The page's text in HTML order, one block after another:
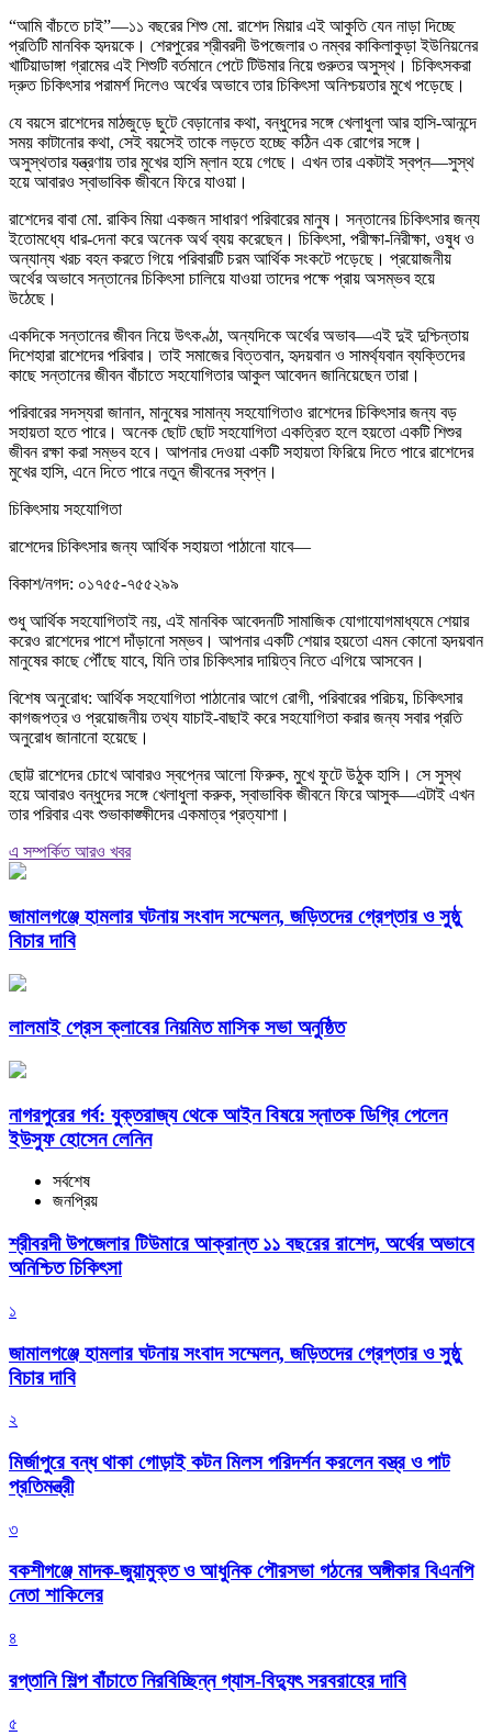
“আমি বাঁচতে চাই”—১১ বছরের শিশু মো. রাশেদ মিয়ার এই আকুতি যেন নাড়া দিচ্ছে
প্রতিটি মানবিক হৃদয়কে। শেরপুরের শ্রীবরদী উপজেলার ৩ নম্বর কাকিলাকুড়া ইউনিয়নের
খাটিয়াডাঙ্গা গ্রামের এই শিশুটি বর্তমানে পেটে টিউমার নিয়ে গুরুতর অসুস্থ। চিকিৎসকরা
দ্রুত চিকিৎসার পরামর্শ দিলেও অর্থের অভাবে তার চিকিৎসা অনিশ্চয়তার মুখে পড়েছে।
যে বয়সে রাশেদের মাঠজুড়ে ছুটে বেড়ানোর কথা, বন্ধুদের সঙ্গে খেলাধুলা আর হাসি-আনন্দে
সময় কাটানোর কথা, সেই বয়সেই তাকে লড়তে হচ্ছে কঠিন এক রোগের সঙ্গে।
অসুস্থতার যন্ত্রণায় তার মুখের হাসি ম্লান হয়ে গেছে। এখন তার একটাই স্বপ্ন—সুস্থ
হয়ে আবারও স্বাভাবিক জীবনে ফিরে যাওয়া।
রাশেদের বাবা মো. রাকিব মিয়া একজন সাধারণ পরিবারের মানুষ। সন্তানের চিকিৎসার জন্য
ইতোমধ্যে ধার-দেনা করে অনেক অর্থ ব্যয় করেছেন। চিকিৎসা, পরীক্ষা-নিরীক্ষা, ওষুধ ও
অন্যান্য খরচ বহন করতে গিয়ে পরিবারটি চরম আর্থিক সংকটে পড়েছে। প্রয়োজনীয়
অর্থের অভাবে সন্তানের চিকিৎসা চালিয়ে যাওয়া তাদের পক্ষে প্রায় অসম্ভব হয়ে
উঠেছে।
একদিকে সন্তানের জীবন নিয়ে উৎকণ্ঠা, অন্যদিকে অর্থের অভাব—এই দুই দুশ্চিন্তায়
দিশেহারা রাশেদের পরিবার। তাই সমাজের বিত্তবান, হৃদয়বান ও সামর্থ্যবান ব্যক্তিদের
কাছে সন্তানের জীবন বাঁচাতে সহযোগিতার আকুল আবেদন জানিয়েছেন তারা।
পরিবারের সদস্যরা জানান, মানুষের সামান্য সহযোগিতাও রাশেদের চিকিৎসার জন্য বড়
সহায়তা হতে পারে। অনেক ছোট ছোট সহযোগিতা একত্রিত হলে হয়তো একটি শিশুর
জীবন রক্ষা করা সম্ভব হবে। আপনার দেওয়া একটি সহায়তা ফিরিয়ে দিতে পারে রাশেদের
মুখের হাসি, এনে দিতে পারে নতুন জীবনের স্বপ্ন।
চিকিৎসায় সহযোগিতা
রাশেদের চিকিৎসার জন্য আর্থিক সহায়তা পাঠানো যাবে—
বিকাশ/নগদ: ০১৭৫৫-৭৫৫২৯৯
শুধু আর্থিক সহযোগিতাই নয়, এই মানবিক আবেদনটি সামাজিক যোগাযোগমাধ্যমে শেয়ার
করেও রাশেদের পাশে দাঁড়ানো সম্ভব। আপনার একটি শেয়ার হয়তো এমন কোনো হৃদয়বান
মানুষের কাছে পৌঁছে যাবে, যিনি তার চিকিৎসার দায়িত্ব নিতে এগিয়ে আসবেন।
বিশেষ অনুরোধ: আর্থিক সহযোগিতা পাঠানোর আগে রোগী, পরিবারের পরিচয়, চিকিৎসার
কাগজপত্র ও প্রয়োজনীয় তথ্য যাচাই-বাছাই করে সহযোগিতা করার জন্য সবার প্রতি
অনুরোধ জানানো হয়েছে।
ছোট্ট রাশেদের চোখে আবারও স্বপ্নের আলো ফিরুক, মুখে ফুটে উঠুক হাসি। সে সুস্থ
হয়ে আবারও বন্ধুদের সঙ্গে খেলাধুলা করুক, স্বাভাবিক জীবনে ফিরে আসুক—এটাই এখন
তার পরিবার এবং শুভাকাঙ্ক্ষীদের একমাত্র প্রত্যাশা।
এ সম্পর্কিত আরও খবর
জামালগঞ্জে হামলার ঘটনায় সংবাদ সম্মেলন, জড়িতদের গ্রেপ্তার ও সুষ্ঠু
বিচার দাবি
লালমাই প্রেস ক্লাবের নিয়মিত মাসিক সভা অনুষ্ঠিত
নাগরপুরের গর্ব: যুক্তরাজ্য থেকে আইন বিষয়ে স্নাতক ডিগ্রি পেলেন
ইউসুফ হোসেন লেনিন
সর্বশেষ
জনপ্রিয়
শ্রীবরদী উপজেলার টিউমারে আক্রান্ত ১১ বছরের রাশেদ, অর্থের অভাবে
অনিশ্চিত চিকিৎসা
১
জামালগঞ্জে হামলার ঘটনায় সংবাদ সম্মেলন, জড়িতদের গ্রেপ্তার ও সুষ্ঠু
বিচার দাবি
২
মির্জাপুরে বন্ধ থাকা গোড়াই কটন মিলস পরিদর্শন করলেন বস্ত্র ও পাট
প্রতিমন্ত্রী
৩
বকশীগঞ্জে মাদক-জুয়ামুক্ত ও আধুনিক পৌরসভা গঠনের অঙ্গীকার বিএনপি
নেতা শাকিলের
৪
রপ্তানি শিল্প বাঁচাতে নিরবিচ্ছিন্ন গ্যাস-বিদ্যুৎ সরবরাহের দাবি
৫